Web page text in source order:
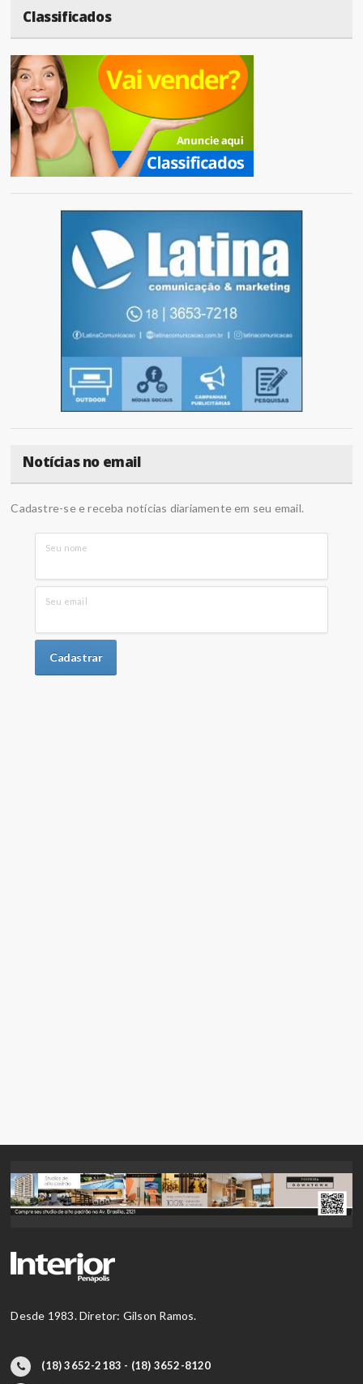
Classificados
Notícias no email
Cadastre-se e receba notícias diariamente em seu email.
Seu nome
Seu email
Desde 1983. Diretor: Gilson Ramos.
(18) 3652-2183 - (18) 3652-8120